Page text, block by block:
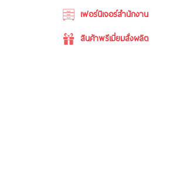
เฟอร์นิเจอร์สำนักงาน
สินค้าพรีเมี่ยมสั่งผลิต